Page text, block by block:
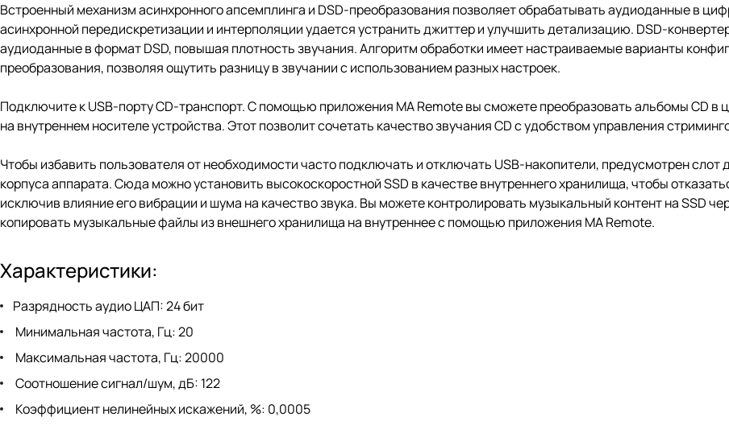
Встроенный механизм асинхронного апсемплинга и DSD-преобразования позволяет обрабатывать аудиоданные в
асинхронной передискретизации и интерполяции удается устранить джиттер и улучшить детализацию. DSD-
аудиоданные в формат DSD, повышая плотность звучания. Алгоритм обработки имеет настраиваемые варианты
преобразования, позволяя ощутить разницу в звучании с использованием разных настроек.
Подключите к USB-порту CD-транспорт. С помощью приложения MA Remote вы сможете преобразовать альбомы CD в
на внутреннем носителе устройства. Этот позволит сочетать качество звучания CD с удобством управления
Чтобы избавить пользователя от необходимости часто подключать и отключать USB-накопители, предусмотрен
корпуса аппарата. Сюда можно установить высокоскоростной SSD в качестве внутреннего хранилища, чтобы
исключив влияние его вибрации и шума на качество звука. Вы можете контролировать музыкальный контент на SSD
копировать музыкальные файлы из внешнего хранилища на внутреннее с помощью приложения MA Remote.
Характеристики:
Разрядность аудио ЦАП: 24 бит
Минимальная частота, Гц: 20
Максимальная частота, Гц: 20000
Соотношение сигнал/шум, дБ: 122
Коэффициент нелинейных искажений, %: 0,0005